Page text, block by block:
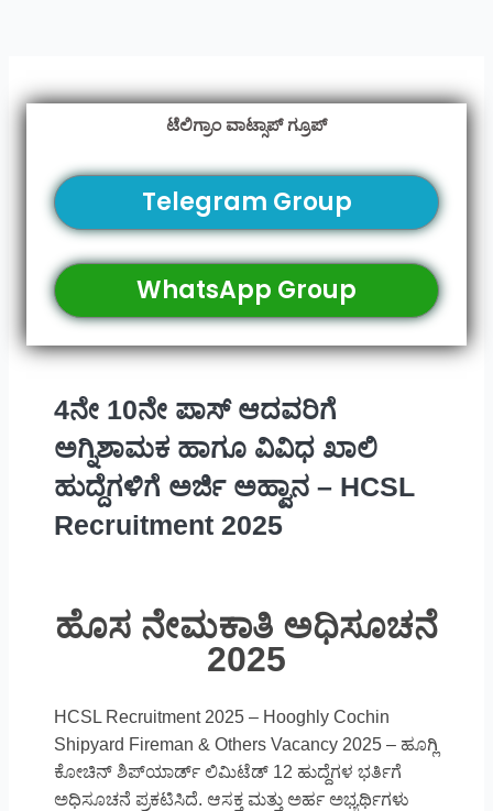
ಟೆಲಿಗ್ರಾಂ ವಾಟ್ಸಾಪ್ ಗ್ರೂಪ್
Telegram Group
WhatsApp Group
4ನೇ 10ನೇ ಪಾಸ್ ಆದವರಿಗೆ
ಅಗ್ನಿಶಾಮಕ ಹಾಗೂ ವಿವಿಧ ಖಾಲಿ
ಹುದ್ದೆಗಳಿಗೆ ಅರ್ಜಿ ಅಹ್ವಾನ – HCSL
Recruitment 2025
ಹೊಸ ನೇಮಕಾತಿ ಅಧಿಸೂಚನೆ
2025
HCSL Recruitment 2025 – Hooghly Cochin
Shipyard Fireman & Others Vacancy 2025 – ಹೂಗ್ಲಿ
ಕೋಚಿನ್ ಶಿಪ್‌ಯಾರ್ಡ್ ಲಿಮಿಟೆಡ್ 12 ಹುದ್ದೆಗಳ ಭರ್ತಿಗೆ
ಅಧಿಸೂಚನೆ ಪ್ರಕಟಿಸಿದೆ. ಆಸಕ್ತ ಮತ್ತು ಅರ್ಹ ಅಭ್ಯರ್ಥಿಗಳು